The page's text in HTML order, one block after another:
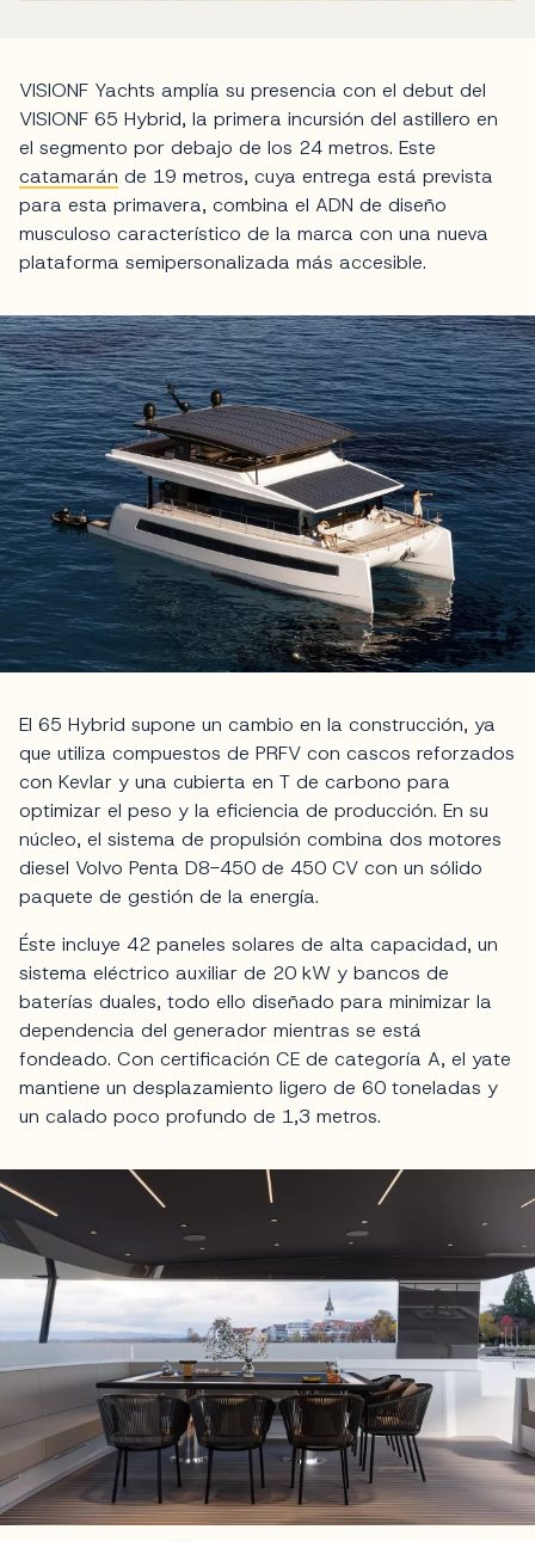
VISIONF Yachts amplía su presencia con el debut del
VISIONF 65 Hybrid, la primera incursión del astillero en
el segmento por debajo de los 24 metros. Este
catamarán de 19 metros, cuya entrega está prevista
para esta primavera, combina el ADN de diseño
musculoso característico de la marca con una nueva
plataforma semipersonalizada más accesible.
El 65 Hybrid supone un cambio en la construcción, ya
que utiliza compuestos de PRFV con cascos reforzados
con Kevlar y una cubierta en T de carbono para
optimizar el peso y la eficiencia de producción. En su
núcleo, el sistema de propulsión combina dos motores
diesel Volvo Penta D8-450 de 450 CV con un sólido
paquete de gestión de la energía.
Éste incluye 42 paneles solares de alta capacidad, un
sistema eléctrico auxiliar de 20 kW y bancos de
baterías duales, todo ello diseñado para minimizar la
dependencia del generador mientras se está
fondeado. Con certificación CE de categoría A, el yate
mantiene un desplazamiento ligero de 60 toneladas y
un calado poco profundo de 1,3 metros.